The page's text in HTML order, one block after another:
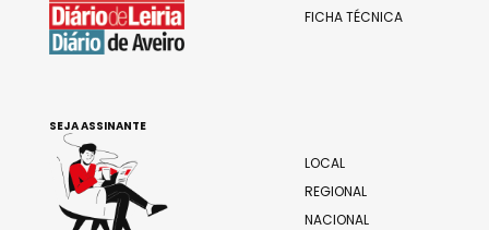
FICHA TÉCNICA
LOCAL
REGIONAL
NACIONAL
SEJA ASSINANTE